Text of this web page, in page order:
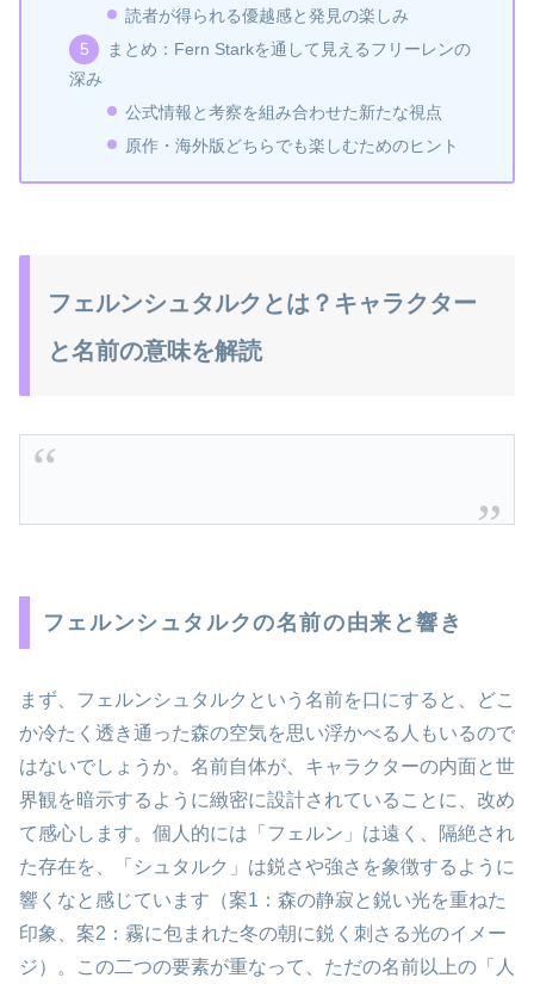
読者が得られる優越感と発見の楽しみ
まとめ：Fern Starkを通して見えるフリーレンの
深み
公式情報と考察を組み合わせた新たな視点
原作・海外版どちらでも楽しむためのヒント
フェルンシュタルクとは？キャラクター
と名前の意味を解読
フェルンシュタルクの名前の由来と響き
まず、フェルンシュタルクという名前を口にすると、どこ
か冷たく透き通った森の空気を思い浮かべる人もいるので
はないでしょうか。名前自体が、キャラクターの内面と世
界観を暗示するように緻密に設計されていることに、改め
て感心します。個人的には「フェルン」は遠く、隔絶され
た存在を、「シュタルク」は鋭さや強さを象徴するように
響くなと感じています（案1：森の静寂と鋭い光を重ねた
印象、案2：霧に包まれた冬の朝に鋭く刺さる光のイメー
ジ）。この二つの要素が重なって、ただの名前以上の「人